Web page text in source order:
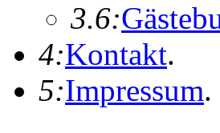
3.6:
4:Kontakt.
5:Impressum.